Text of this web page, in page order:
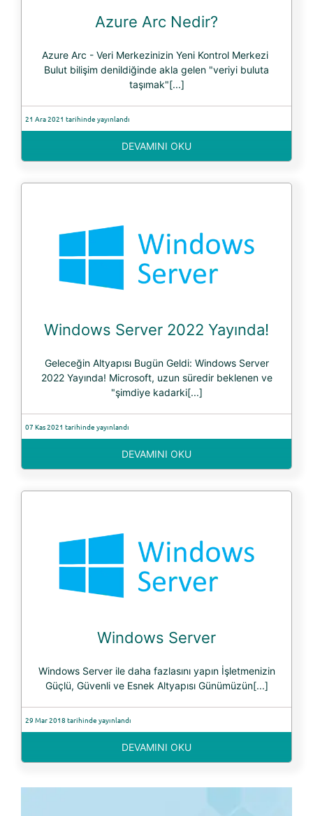
Azure Arc Nedir?
Azure Arc - Veri Merkezinizin Yeni Kontrol Merkezi
Bulut bilişim denildiğinde akla gelen "veriyi buluta
taşımak"[...]
21 Ara 2021 tarihinde yayınlandı
DEVAMINI OKU
Windows Server 2022 Yayında!
Geleceğin Altyapısı Bugün Geldi: Windows Server
2022 Yayında! Microsoft, uzun süredir beklenen ve
"şimdiye kadarki[...]
07 Kas 2021 tarihinde yayınlandı
DEVAMINI OKU
Windows Server
Windows Server ile daha fazlasını yapın İşletmenizin
Güçlü, Güvenli ve Esnek Altyapısı Günümüzün[...]
29 Mar 2018 tarihinde yayınlandı
DEVAMINI OKU